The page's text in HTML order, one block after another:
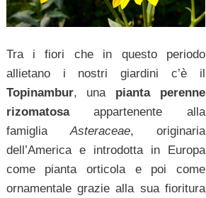
Tra i fiori che in questo periodo
allietano i nostri giardini c’è il
Topinambur, una pianta perenne
rizomatosaappartenente alla
famigliaAsteraceae, originaria
dell’America e introdotta in Europa
come pianta orticola e poi come
ornamentale grazie alla sua fioritura